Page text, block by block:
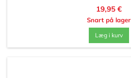
Pris
19,95 €
Snart på lager
Læg i kurv